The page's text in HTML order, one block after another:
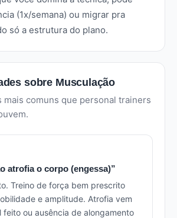
(1x/semana) ou migrar pra
só a estrutura do plano.
sobre Musculação
mais comuns que personal trainers
atrofia o corpo (engessa)”
Treino de força bem prescrito
e amplitude. Atrofia vem
feito ou ausência de alongamento